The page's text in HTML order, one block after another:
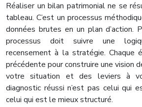
Réaliser un bilan patrimonial ne se
tableau. C’est un processus
données brutes en un plan d’action.
processus doit suivre une
recensement à la stratégie. Chaque
précédente pour construire une vision
votre situation et des leviers à
diagnostic réussi n’est pas celui qui
celui qui est le mieux structuré.